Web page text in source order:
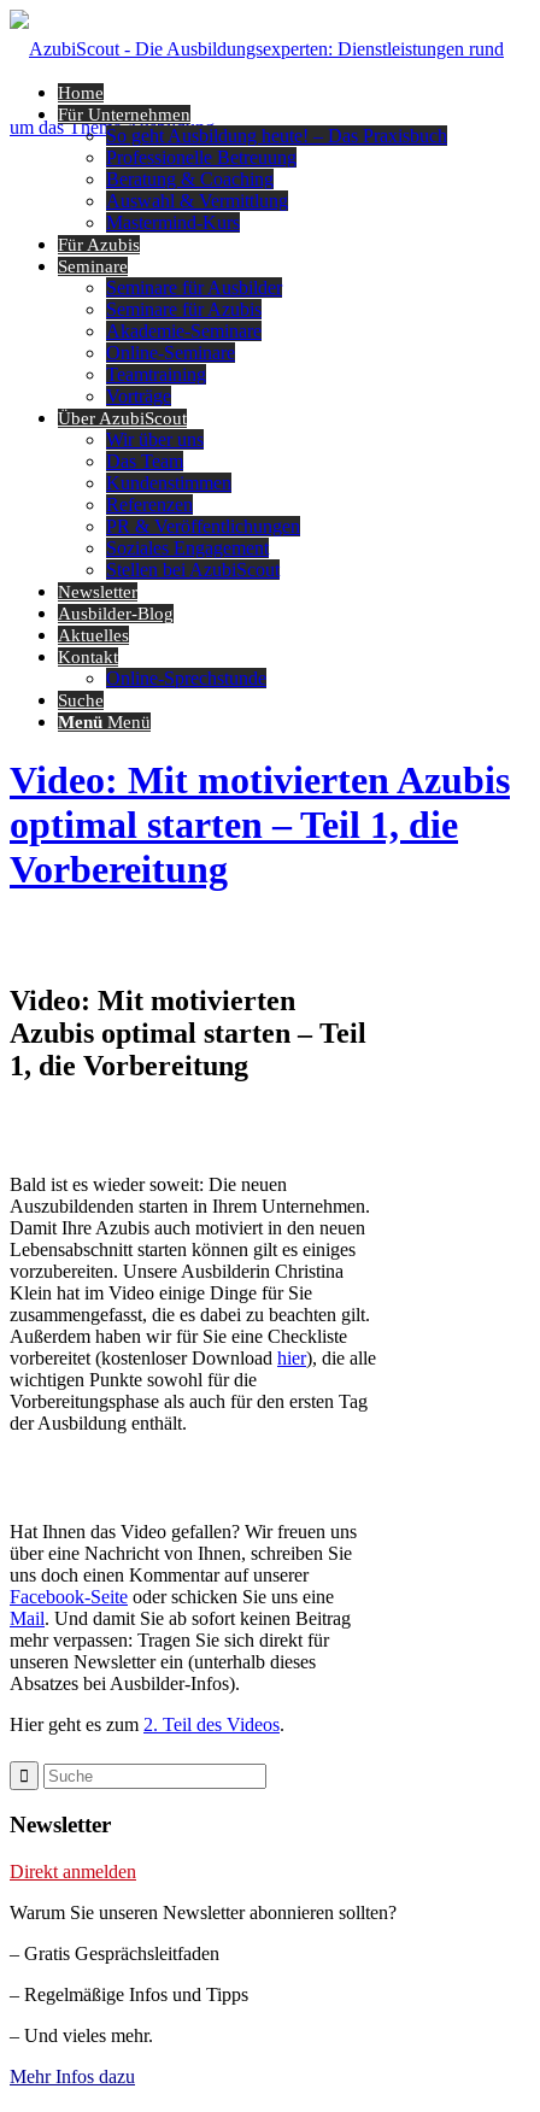
Home
Für Unternehmen
So geht Ausbildung heute! – Das Praxisbuch
Professionelle Betreuung
Beratung & Coaching
Auswahl & Vermittlung
Mastermind-Kurs
Für Azubis
Seminare
Seminare für Ausbilder
Seminare für Azubis
Akademie-Seminare
Online-Seminare
Teamtraining
Vorträge
Über AzubiScout
Wir über uns
Das Team
Kundenstimmen
Referenzen
PR & Veröffentlichungen
Soziales Engagement
Stellen bei AzubiScout
Newsletter
Ausbilder-Blog
Aktuelles
Kontakt
Online-Sprechstunde
Suche
Menü Menü
Video: Mit motivierten Azubis
optimal starten – Teil 1, die
Vorbereitung
Video: Mit motivierten
Azubis optimal starten – Teil
1, die Vorbereitung
Bald ist es wieder soweit: Die neuen
Auszubildenden starten in Ihrem Unternehmen.
Damit Ihre Azubis auch motiviert in den neuen
Lebensabschnitt starten können gilt es einiges
vorzubereiten. Unsere Ausbilderin Christina
Klein hat im Video einige Dinge für Sie
zusammengefasst, die es dabei zu beachten gilt.
Außerdem haben wir für Sie eine Checkliste
vorbereitet (kostenloser Download hier), die alle
wichtigen Punkte sowohl für die
Vorbereitungsphase als auch für den ersten Tag
der Ausbildung enthält.
Hat Ihnen das Video gefallen? Wir freuen uns
über eine Nachricht von Ihnen, schreiben Sie
uns doch einen Kommentar auf unserer
Facebook-Seite oder schicken Sie uns eine
Mail. Und damit Sie ab sofort keinen Beitrag
mehr verpassen: Tragen Sie sich direkt für
unseren Newsletter ein (unterhalb dieses
Absatzes bei Ausbilder-Infos).
Hier geht es zum 2. Teil des Videos.
Newsletter
Direkt anmelden
Warum Sie unseren Newsletter abonnieren sollten?
– Gratis Gesprächsleitfaden
– Regelmäßige Infos und Tipps
– Und vieles mehr.
Mehr Infos dazu